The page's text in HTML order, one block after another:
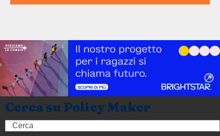
Cerca su Policy Maker
Search